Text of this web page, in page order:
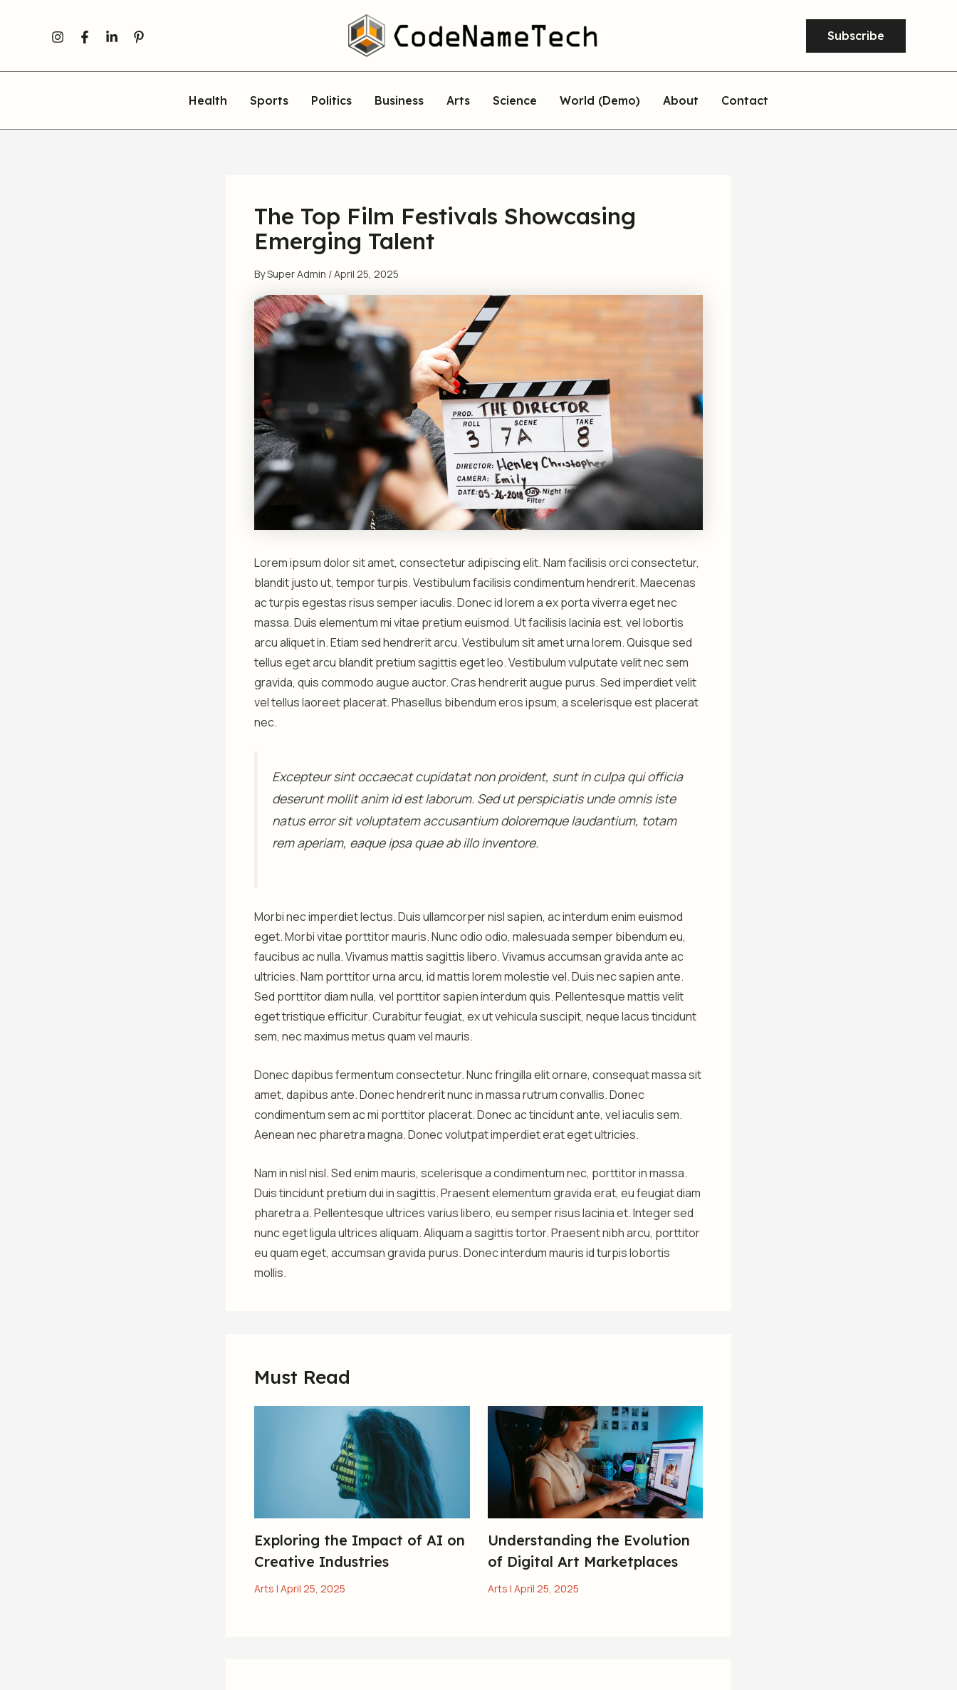
Subscribe
Health Sports Politics Business Arts Science World (Demo) About Contact
The Top Film Festivals Showcasing
Emerging Talent
BySuper Admin /April 25, 2025
Lorem ipsum dolor sit amet, consectetur adipiscing elit. Nam facilisis orci consectetur,
blandit justo ut, tempor turpis. Vestibulum facilisis condimentum hendrerit. Maecenas
ac turpis egestas risus semper iaculis. Donec id lorem a ex porta viverra eget nec
massa. Duis elementum mi vitae pretium euismod. Ut facilisis lacinia est, vel lobortis
arcu aliquet in. Etiam sed hendrerit arcu. Vestibulum sit amet urna lorem. Quisque sed
tellus eget arcu blandit pretium sagittis eget leo. Vestibulum vulputate velit nec sem
gravida, quis commodo augue auctor. Cras hendrerit augue purus. Sed imperdiet velit
vel tellus laoreet placerat. Phasellus bibendum eros ipsum, a scelerisque est placerat
nec.
Excepteur sint occaecat cupidatat non proident, sunt in culpa qui officia
deserunt mollit anim id est laborum. Sed ut perspiciatis unde omnis iste
natus error sit voluptatem accusantium doloremque laudantium, totam
rem aperiam, eaque ipsa quae ab illo inventore.
Morbi nec imperdiet lectus. Duis ullamcorper nisl sapien, ac interdum enim euismod
eget. Morbi vitae porttitor mauris. Nunc odio odio, malesuada semper bibendum eu,
faucibus ac nulla. Vivamus mattis sagittis libero. Vivamus accumsan gravida ante ac
ultricies. Nam porttitor urna arcu, id mattis lorem molestie vel. Duis nec sapien ante.
Sed porttitor diam nulla, vel porttitor sapien interdum quis. Pellentesque mattis velit
eget tristique efficitur. Curabitur feugiat, ex ut vehicula suscipit, neque lacus tincidunt
sem, nec maximus metus quam vel mauris.
Donec dapibus fermentum consectetur. Nunc fringilla elit ornare, consequat massa sit
amet, dapibus ante. Donec hendrerit nunc in massa rutrum convallis. Donec
condimentum sem ac mi porttitor placerat. Donec ac tincidunt ante, vel iaculis sem.
Aenean nec pharetra magna. Donec volutpat imperdiet erat eget ultricies.
Nam in nisl nisl. Sed enim mauris, scelerisque a condimentum nec, porttitor in massa.
Duis tincidunt pretium dui in sagittis. Praesent elementum gravida erat, eu feugiat diam
pharetra a. Pellentesque ultrices varius libero, eu semper risus lacinia et. Integer sed
nunc eget ligula ultrices aliquam. Aliquam a sagittis tortor. Praesent nibh arcu, porttitor
eu quam eget, accumsan gravida purus. Donec interdum mauris id turpis lobortis
mollis.
Must Read
Exploring the Impact of AI on
Creative Industries
Arts | April 25, 2025
Understanding the Evolution
of Digital Art Marketplaces
Arts | April 25, 2025